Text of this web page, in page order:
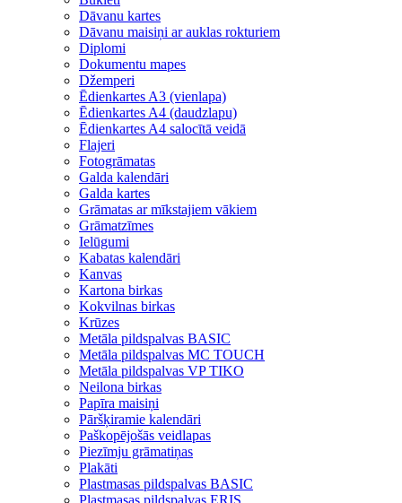
Dāvanu kartes
Dāvanu maisiņi ar auklas rokturiem
Diplomi
Dokumentu mapes
Džemperi
Ēdienkartes A3 (vienlapa)
Ēdienkartes A4 (daudzlapu)
Ēdienkartes A4 salocītā veidā
Flajeri
Fotogrāmatas
Galda kalendāri
Galda kartes
Grāmatas ar mīkstajiem vākiem
Grāmatzīmes
Ielūgumi
Kabatas kalendāri
Kanvas
Kartona birkas
Kokvilnas birkas
Krūzes
Metāla pildspalvas BASIC
Metāla pildspalvas MC TOUCH
Metāla pildspalvas VP TIKO
Neilona birkas
Papīra maisiņi
Pāršķiramie kalendāri
Paškopējošās veidlapas
Piezīmju grāmatiņas
Plakāti
Plastmasas pildspalvas BASIC
Plastmasas pildspalvas ERIS